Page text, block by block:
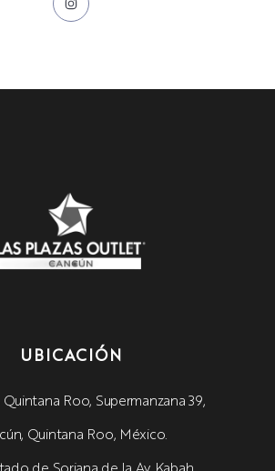
UBICACIÓN
Quintana Roo, Supermanzana 39,
Quintana Roo, México.